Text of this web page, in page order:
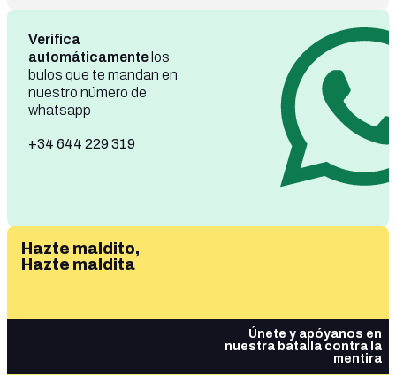
Verifica
automáticamente los
bulos que te mandan en
nuestro número de
whatsapp
+34 644 229 319
Hazte maldito,
Hazte maldita
Únete y apóyanos en
nuestra batalla contra la
mentira